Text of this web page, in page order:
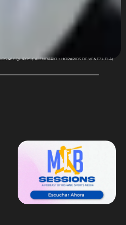
48 EQUIPOS (CALENDARIO + HORARIOS DE VENEZUELA)